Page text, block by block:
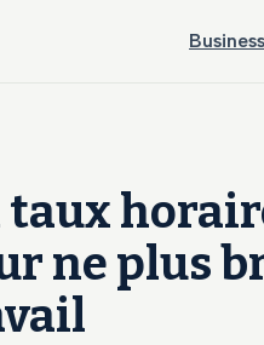
Business
ne plus